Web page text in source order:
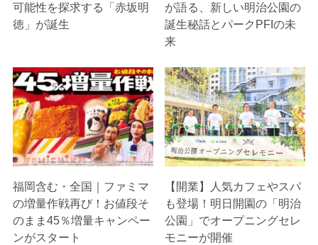
可能性を探求する「赤坂明
徳」が誕生
が語る、新しい明治公園の
誕生秘話とパークPFIの未
来
福岡含む・全国｜ファミマ
の増量作戦再び！お値段そ
のまま45％増量キャンペー
ンがスタート
【開業】人気カフェやスパ
も登場！明日開園の「明治
公園」でオープニングセレ
モニーが開催